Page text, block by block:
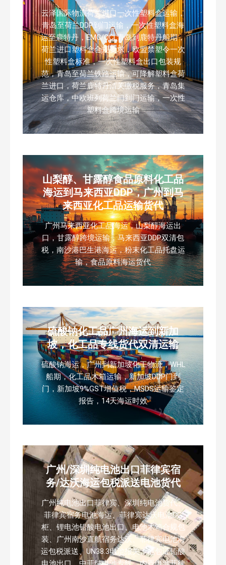
云泽国际物流荷兰进口一次性塑料盒运输，
青岛至荷兰DDP到门运输，一次性塑料盒海
运至鹿特丹，EMC/OCL青岛到鹿特丹船期，
荷兰进口塑料盒合规要求，欧盟禁塑令一次
性塑料盒标准，一次性塑料盒出口包装规
范，青岛至荷兰铁路运输，可降解塑料盒荷
兰进口，荷兰鹿特丹清关缴税服务，青岛集
运仓库，中欧班列荷兰门到门运输，一次性
塑料盒跨境运输
山梨醇、甘露醇食品原料化工品
海运到马来西亚DDP，广州到马
来西亚化工品运输货代
广州马来西亚化工品海运，山梨醇海运出
口，甘露醇跨境运输，马来西亚DDP双清包
税，南沙港巴生港海运，粉末化工品托盘运
输，食品原料海运货代
硫酸钠化工品广州海运到新加
坡，化工品专线货代双清运输
硫酸钠海运，广州到新加坡化工物流，WHL
船期，化工品木箱运输，新加坡DDP门到
门，新加坡9%GST增值税，MSDS运输鉴定
报告，14天海运时效
广州/深圳纯电池出口菲律宾宿
务/达沃海运包税派送电池货代
广州纯电池出口菲律宾、深圳纯电池货代、
菲律宾宿务电池海运、菲律宾达沃电池DG
柜、锂电池铅酸电池出口、电池木箱合规包
装、广州南沙直航宿务达沃、菲律宾电池海
运包税派送、UN38.3电池报关、危包证铅酸